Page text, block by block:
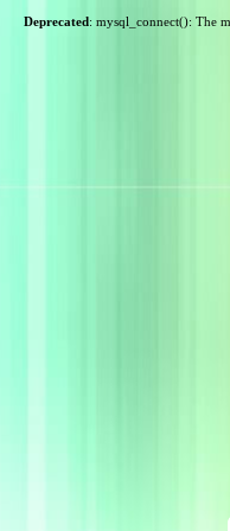
Deprecated: mysql_connect(): The